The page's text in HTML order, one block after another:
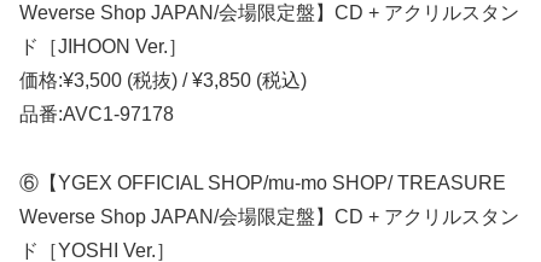
Weverse Shop JAPAN/会場限定盤】CD + アクリルスタン
ド［JIHOON Ver.］
価格:¥3,500 (税抜) / ¥3,850 (税込)
品番:AVC1-97178
⑥【YGEX OFFICIAL SHOP/mu-mo SHOP/ TREASURE
Weverse Shop JAPAN/会場限定盤】CD + アクリルスタン
ド［YOSHI Ver.］